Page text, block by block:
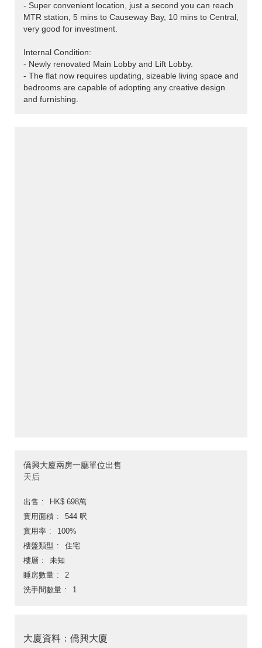
- Super convenient location, just a second you can reach
MTR station, 5 mins to Causeway Bay, 10 mins to Central,
very good for investment.
Internal Condition:
- Newly renovated Main Lobby and Lift Lobby.
- The flat now requires updating, sizeable living space and
bedrooms are capable of adopting any creative design
and furnishing.
僑興大廈兩房一廳單位出售
天后
出售
HK$ 698萬
實用面積
544 呎
實用率
100%
樓盤類型
住宅
樓層
未知
睡房數量
2
洗手間數量
1
大廈資料：僑興大廈